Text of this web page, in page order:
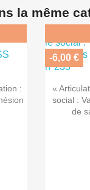
la même
:
«
social :
de
-6,00 €